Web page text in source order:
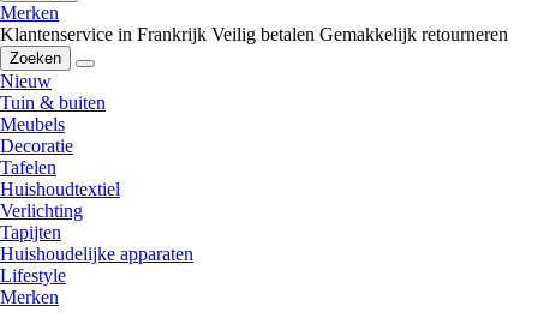
Merken
Klantenservice in Frankrijk Veilig betalen Gemakkelijk retourneren
Zoeken
Nieuw
Tuin & buiten
Meubels
Decoratie
Tafelen
Huishoudtextiel
Verlichting
Tapijten
Huishoudelijke apparaten
Lifestyle
Merken